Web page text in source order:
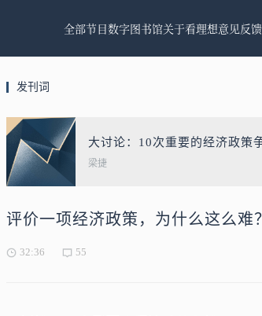
全部节目数字图书馆关于看理想意见反馈
发刊词
大讨论：10次重要的经济政策
梁捷
评价一项经济政策，为什么这么难？
32:36 55